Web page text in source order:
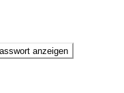
anzeigen